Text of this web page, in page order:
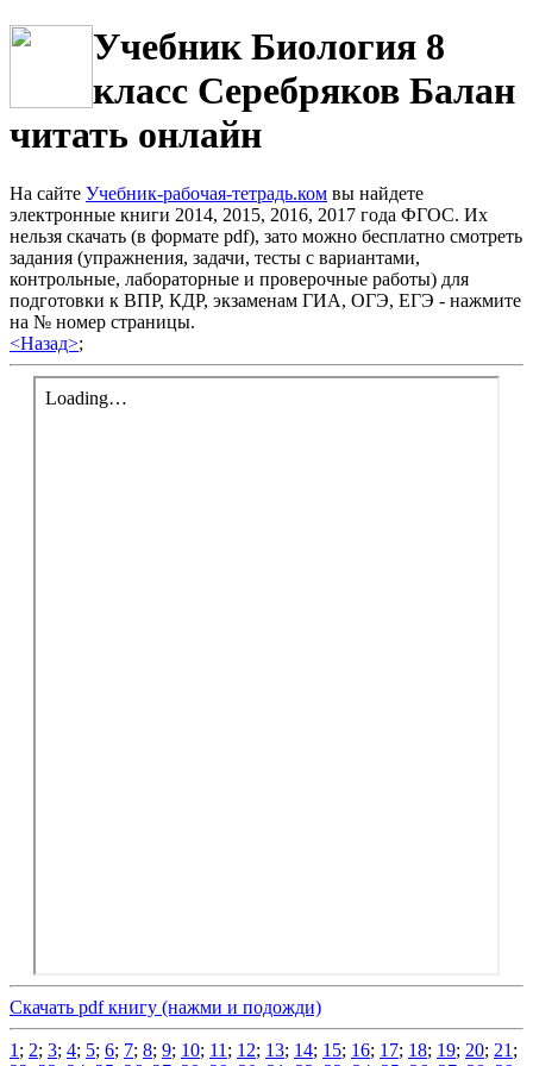
Учебник Биология 8
класс Серебряков Балан
читать онлайн
На сайте Учебник-рабочая-тетрадь.ком вы найдете
электронные книги 2014, 2015, 2016, 2017 года ФГОС. Их
нельзя скачать (в формате pdf), зато можно бесплатно смотреть
задания (упражнения, задачи, тесты с вариантами,
контрольные, лабораторные и проверочные работы) для
подготовки к ВПР, КДР, экзаменам ГИА, ОГЭ, ЕГЭ - нажмите
на № номер страницы.
<Назад>;
Скачать pdf книгу (нажми и подожди)
1 ; 2; 3; 4; 5; 6; 7; 8; 9; 10; 11 ; 12; 13; 14; 15; 16; 17; 18; 19; 20; 21 ;